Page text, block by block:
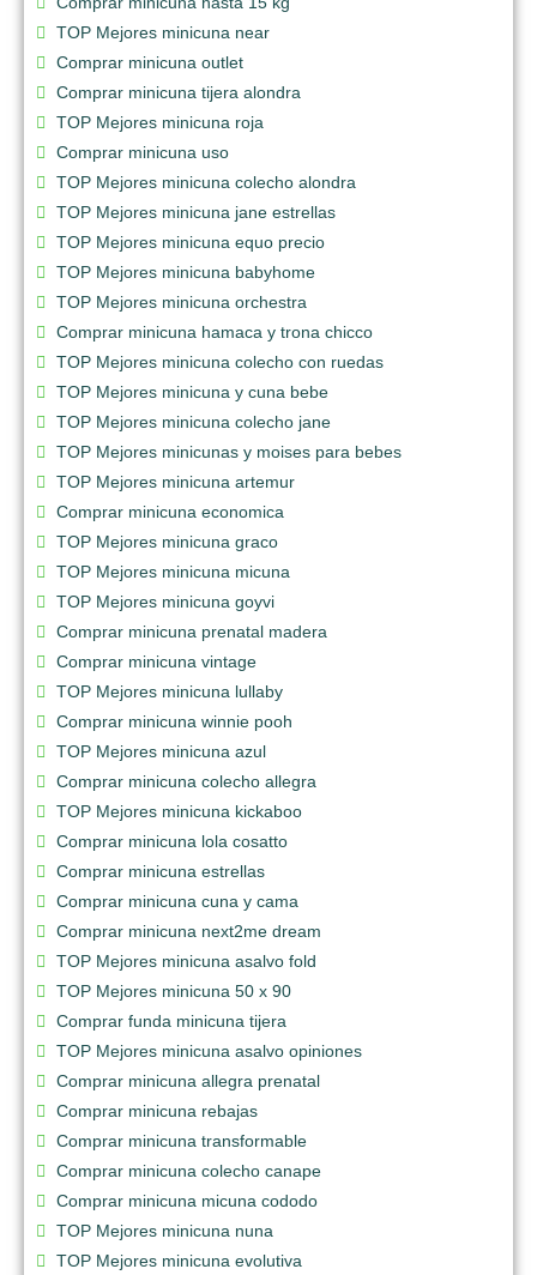
TOP Mejores minicuna near
Comprar minicuna outlet
Comprar minicuna tijera alondra
TOP Mejores minicuna roja
Comprar minicuna uso
TOP Mejores minicuna colecho alondra
TOP Mejores minicuna jane estrellas
TOP Mejores minicuna equo precio
TOP Mejores minicuna babyhome
TOP Mejores minicuna orchestra
Comprar minicuna hamaca y trona chicco
TOP Mejores minicuna colecho con ruedas
TOP Mejores minicuna y cuna bebe
TOP Mejores minicuna colecho jane
TOP Mejores minicunas y moises para bebes
TOP Mejores minicuna artemur
Comprar minicuna economica
TOP Mejores minicuna graco
TOP Mejores minicuna micuna
TOP Mejores minicuna goyvi
Comprar minicuna prenatal madera
Comprar minicuna vintage
TOP Mejores minicuna lullaby
Comprar minicuna winnie pooh
TOP Mejores minicuna azul
Comprar minicuna colecho allegra
TOP Mejores minicuna kickaboo
Comprar minicuna lola cosatto
Comprar minicuna estrellas
Comprar minicuna cuna y cama
Comprar minicuna next2me dream
TOP Mejores minicuna asalvo fold
TOP Mejores minicuna 50 x 90
Comprar funda minicuna tijera
TOP Mejores minicuna asalvo opiniones
Comprar minicuna allegra prenatal
Comprar minicuna rebajas
Comprar minicuna transformable
Comprar minicuna colecho canape
Comprar minicuna micuna cododo
TOP Mejores minicuna nuna
TOP Mejores minicuna evolutiva